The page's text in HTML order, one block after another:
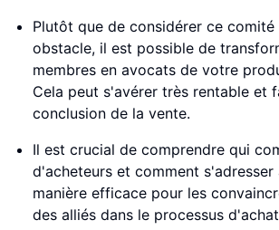
Plutôt que de considérer ce comité
obstacle, il est possible de
membres en avocats de votre
Cela peut s'avérer très rentable et
conclusion de la vente.
Il est crucial de comprendre qui
d'acheteurs et comment s'adresser
manière efficace pour les
des alliés dans le processus